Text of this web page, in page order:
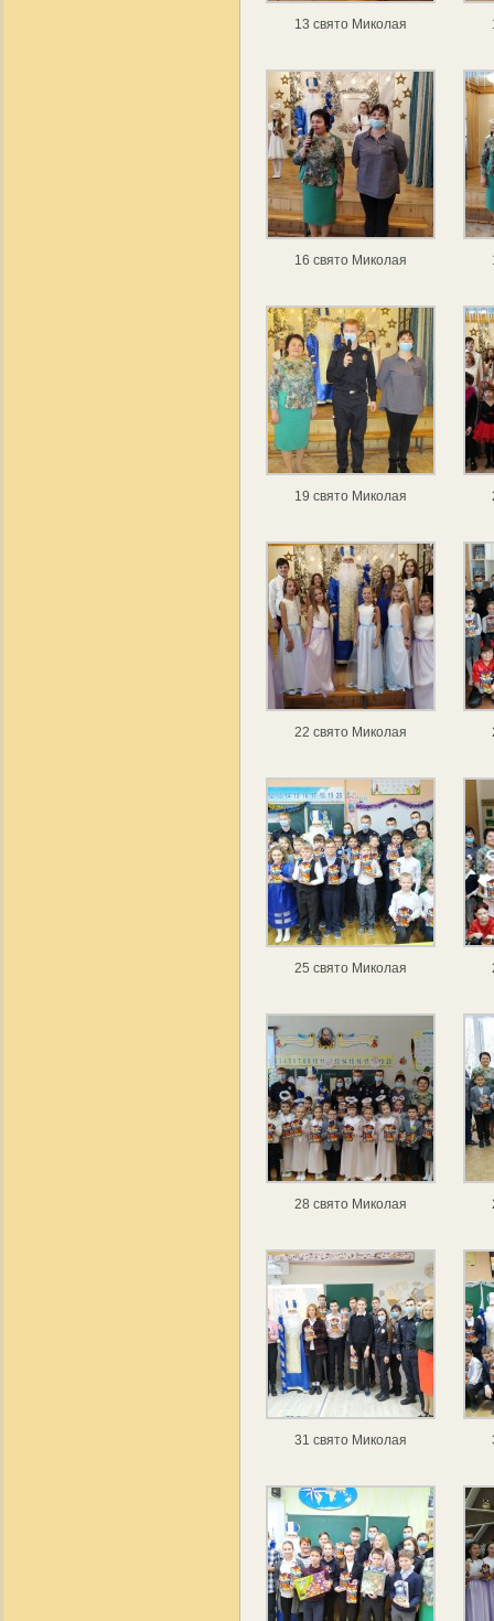
13 свято Миколая
16 свято Миколая
19 свято Миколая
22 свято Миколая
25 свято Миколая
28 свято Миколая
31 свято Миколая